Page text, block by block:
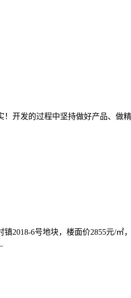
开发的过程中坚持做好产品、做
2018-6号地块，楼面价2855元/㎡